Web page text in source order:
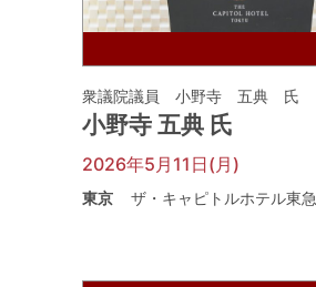
衆議院議員 小野寺 五典 氏
小野寺 五典 氏
2026年5月11日(月)
東京 ザ・キャピトルホテル東急